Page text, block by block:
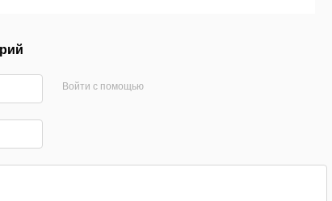
Войти с помощью